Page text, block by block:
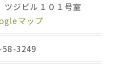
ジビル１０１号室
マップ
3249